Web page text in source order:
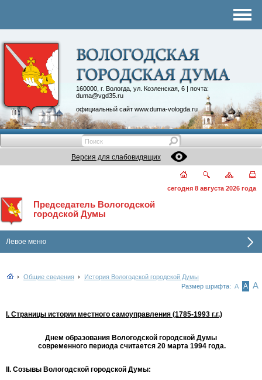
160000, г. Вологда, ул. Козленская, 6 | почта:
duma@vgd35.ru
официальный сайт www.duma-vologda.ru
Депутаты
Комитеты
График приема
Контакты
Депутатские объединения
Версия для слабовидящих
сегодня 8 августа 2026 года
Председатель Вологодской
городской Думы
Левое меню
Общие сведения
История Вологодской городской Думы
Размер шрифта: А А А
I. Страницы истории местного самоуправления (1785-1993 г.г.)
Днем образования Вологодской городской Думы
современного периода считается 20 марта 1994 года.
II. Созывы Вологодской городской Думы: